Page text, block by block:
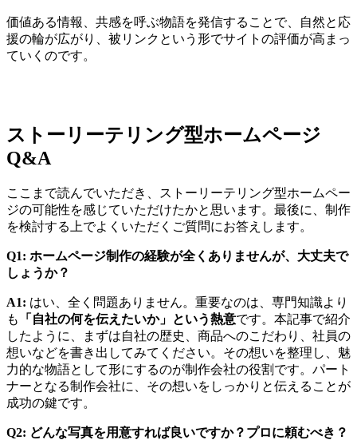
価値ある情報、共感を呼ぶ物語を発信することで、自然と応
援の輪が広がり、被リンクという形でサイトの評価が高まっ
ていくのです。
ストーリーテリング型ホームページ
Q&A
ここまで読んでいただき、ストーリーテリング型ホームペー
ジの可能性を感じていただけたかと思います。最後に、制作
を検討する上でよくいただくご質問にお答えします。
Q1: ホームページ制作の経験が全くありませんが、大丈夫で
しょうか？
A1: はい、全く問題ありません。重要なのは、専門知識より
も
「自社の何を伝えたいか」という熱意です。本記事で紹介
したように、まずは自社の歴史、商品へのこだわり、社員の
想いなどを書き出してみてください。その想いを整理し、魅
力的な物語として形にするのが制作会社の役割です。パート
ナーとなる制作会社に、その想いをしっかりと伝えることが
成功の鍵です。
Q2: どんな写真を用意すれば良いですか？プロに頼むべき？